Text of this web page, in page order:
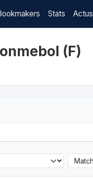
Stats Actus
(F)